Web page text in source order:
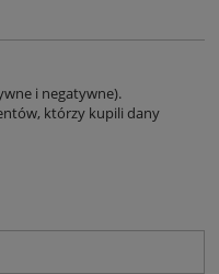
i negatywne).
którzy kupili dany